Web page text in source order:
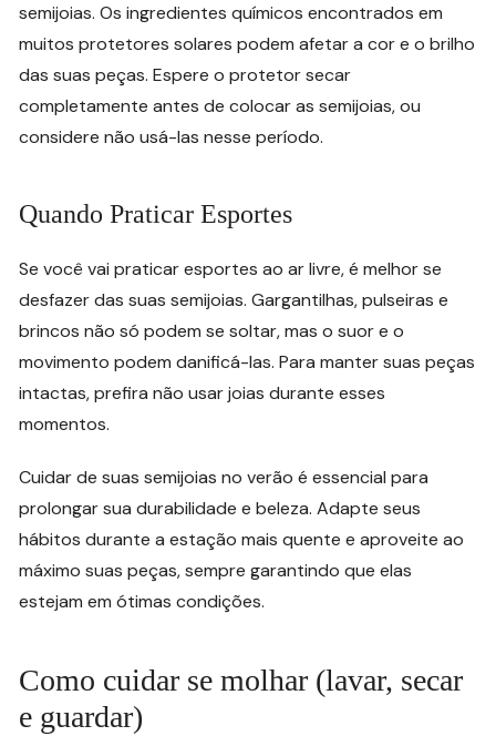
semijoias. Os ingredientes químicos encontrados em
muitos protetores solares podem afetar a cor e o brilho
das suas peças. Espere o protetor secar
completamente antes de colocar as semijoias, ou
considere não usá-las nesse período.
Quando Praticar Esportes
Se você vai praticar esportes ao ar livre, é melhor se
desfazer das suas semijoias. Gargantilhas, pulseiras e
brincos não só podem se soltar, mas o suor e o
movimento podem danificá-las. Para manter suas peças
intactas, prefira não usar joias durante esses
momentos.
Cuidar de suas semijoias no verão é essencial para
prolongar sua durabilidade e beleza. Adapte seus
hábitos durante a estação mais quente e aproveite ao
máximo suas peças, sempre garantindo que elas
estejam em ótimas condições.
Como cuidar se molhar (lavar, secar
e guardar)